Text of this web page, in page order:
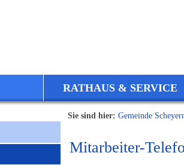
RATHAUS & SERVICE
Sie sind hier: Gemeinde
Mitarbeiter-